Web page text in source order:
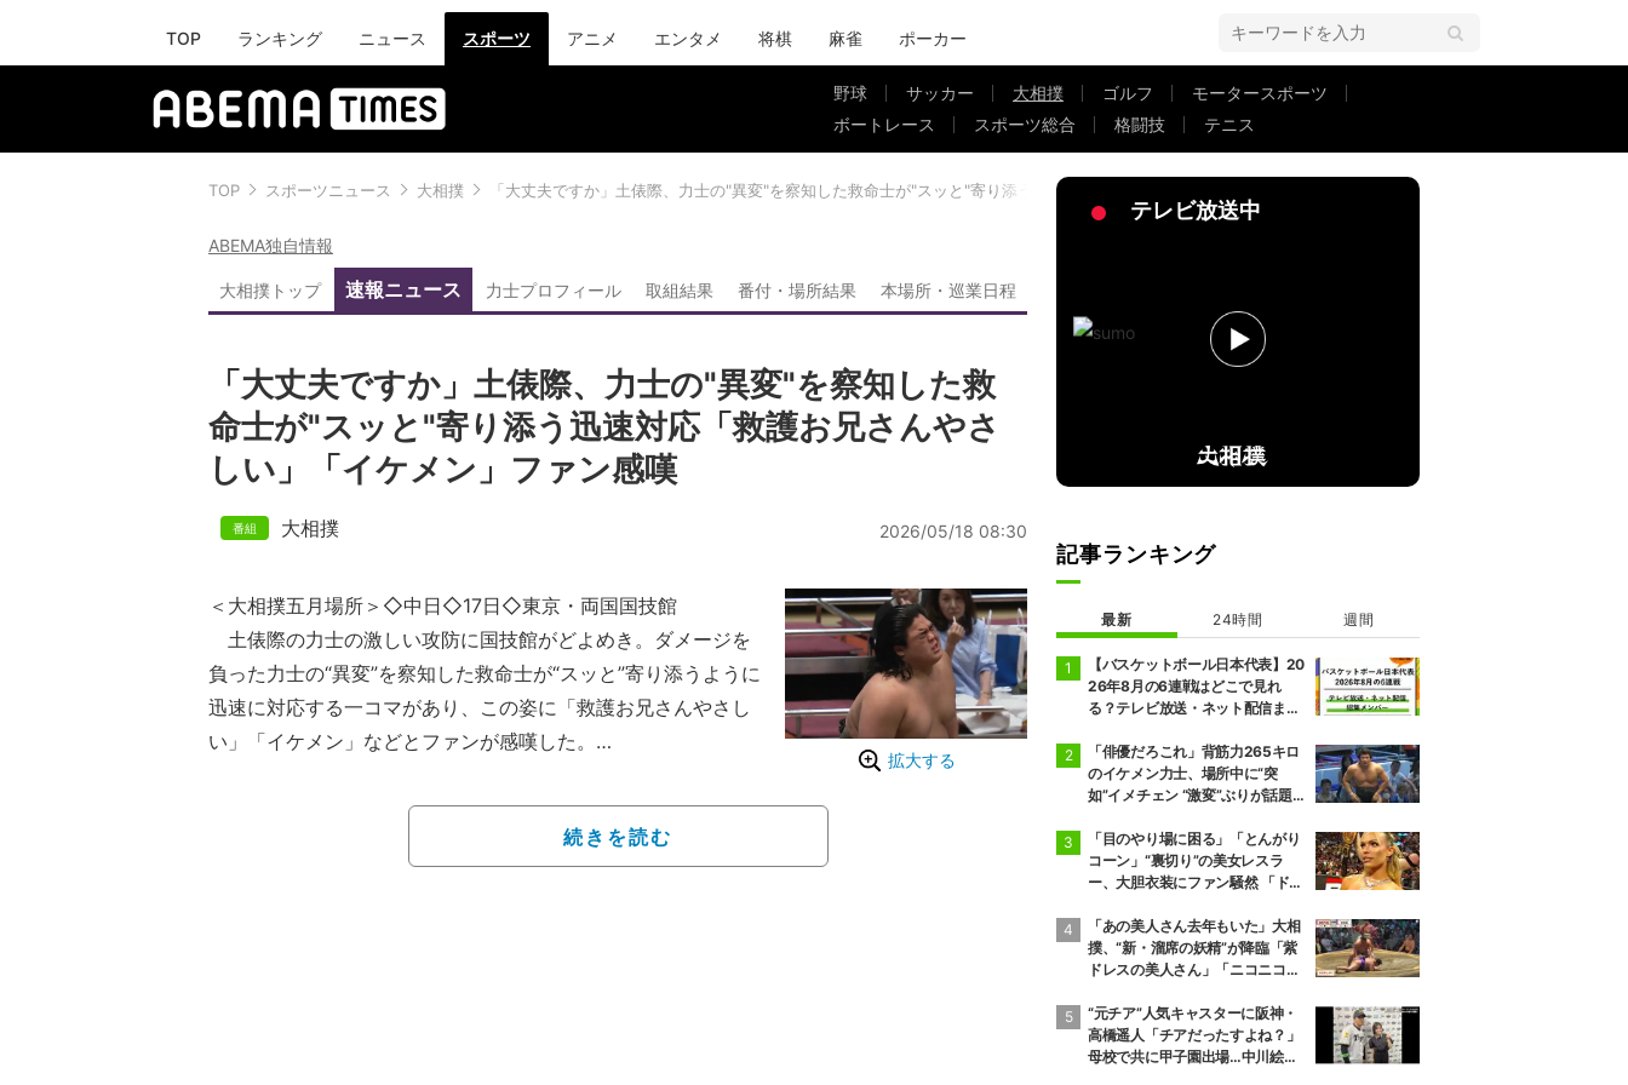
TOP ランキング ニュース スポーツ アニメ エンタメ 将棋 麻雀 ポーカー
野球 サッカー 大相撲 ゴルフ
モータースポーツ
ボートレース
スポーツ総合 格闘技 テニス
TOP スポーツニュース 大相撲 「大丈夫ですか」土俵際、力士の"異変"を察知した救命士が"スッと"寄り添う迅速対応「救護お兄さんやさしい」「イケメン」ファン感嘆
ABEMA独自情報
大相撲トップ 速報ニュース 力士プロフィール 取組結果 番付・場所結果 本場所・巡業日程
「大丈夫ですか」土俵際、力士の"異変"を察知した救
命士が"スッと"寄り添う迅速対応「救護お兄さんやさ
しい」「イケメン」ファン感嘆
大相撲 2026/05/18 08:30
拡大する
＜大相撲五月場所＞◇中日◇17日◇東京・両国国技館
土俵際の力士の激しい攻防に国技館がどよめき。ダメージを
負った力士の“異変”を察知した救命士が“スッと”寄り添うように
迅速に対応する一コマがあり、この姿に「救護お兄さんやさし
い」「イケメン」などとファンが感嘆した。
目・駿太（二子山）の取組での出来事だった。立ち合いから駿
太は前に出ていき、富豊を土俵際に追い込むも、富豊は上手く
続きを読む
テレビ放送中
記事ランキング
最新 24時間 週間
【バスケットボール日本代表】20
26年8月の6連戦はどこで見れ
る？テレビ放送・ネット配信まと
「俳優だろこれ」背筋力265キロ
のイケメン力士、場所中に“突
如”イメチェン “激変”ぶりが話題
ってるね」
「目のやり場に困る」「とんがり
コーン」“裏切り”の美女レスラ
ー、大胆衣装にファン騒然 「ドロ
「あの美人さん去年もいた」大相
撲、“新・溜席の妖精”が降臨「紫
ドレスの美人さん」「ニコニコで
“元チア”人気キャスターに阪神・
高橋遥人「チアだったすよね？」
母校で共に甲子園出場…中川絵美